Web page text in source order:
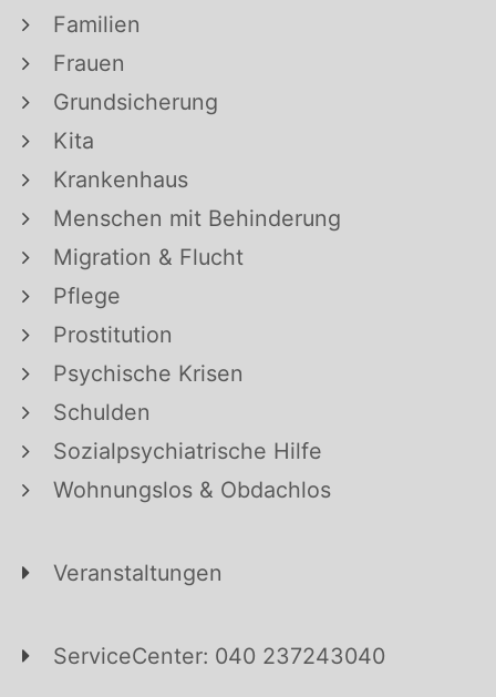
Familien
Frauen
Grundsicherung
Kita
Krankenhaus
Menschen mit Behinderung
Migration & Flucht
Pflege
Prostitution
Psychische Krisen
Schulden
Sozialpsychiatrische Hilfe
Wohnungslos & Obdachlos
Veranstaltungen
ServiceCenter: 040 237243040